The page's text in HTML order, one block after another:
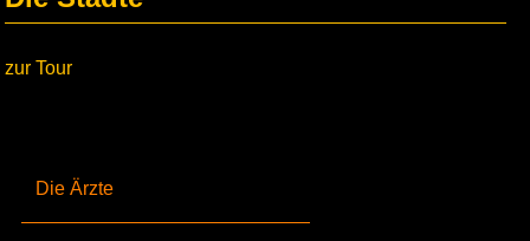
Die Ärzte
zur Tour